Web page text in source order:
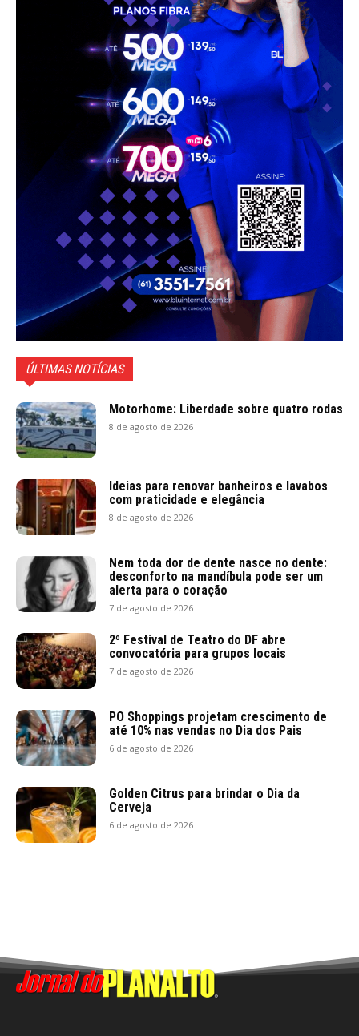
ÚLTIMAS NOTÍCIAS
Motorhome: Liberdade sobre quatro rodas
8 de agosto de 2026
Ideias para renovar banheiros e lavabos
com praticidade e elegância
8 de agosto de 2026
Nem toda dor de dente nasce no dente:
desconforto na mandíbula pode ser um
alerta para o coração
7 de agosto de 2026
2º Festival de Teatro do DF abre
convocatória para grupos locais
7 de agosto de 2026
PO Shoppings projetam crescimento de
até 10% nas vendas no Dia dos Pais
6 de agosto de 2026
Golden Citrus para brindar o Dia da
Cerveja
6 de agosto de 2026